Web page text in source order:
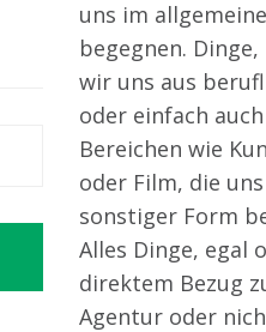
uns im
begegnen.
wir uns aus
oder einfach
Bereichen wie
oder Film, die
sonstiger Form
Alles Dinge, egal
direktem Bezug
Agentur oder